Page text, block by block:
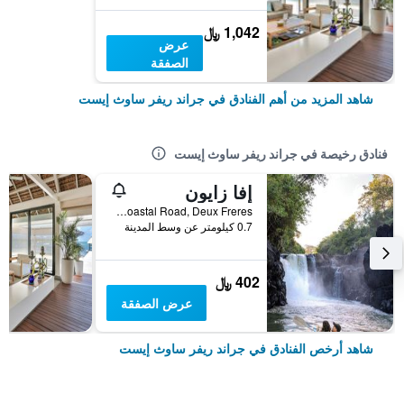
1,042 ﷼
عرض
الصفقة
شاهد المزيد من أهم الفنادق في جراند ريفر ساوث إيست
فنادق رخيصة في جراند ريفر ساوث إيست
إفا زايون
Coastal Road, Deux Freres, جراند ريفر ساوث إيست, موريشيوس
0.7 كيلومتر عن وسط المدينة
402 ﷼
عرض الصفقة
شاهد أرخص الفنادق في جراند ريفر ساوث إيست